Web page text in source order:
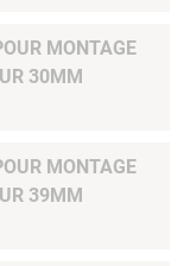
MONTAGE
30MM
MONTAGE
39MM